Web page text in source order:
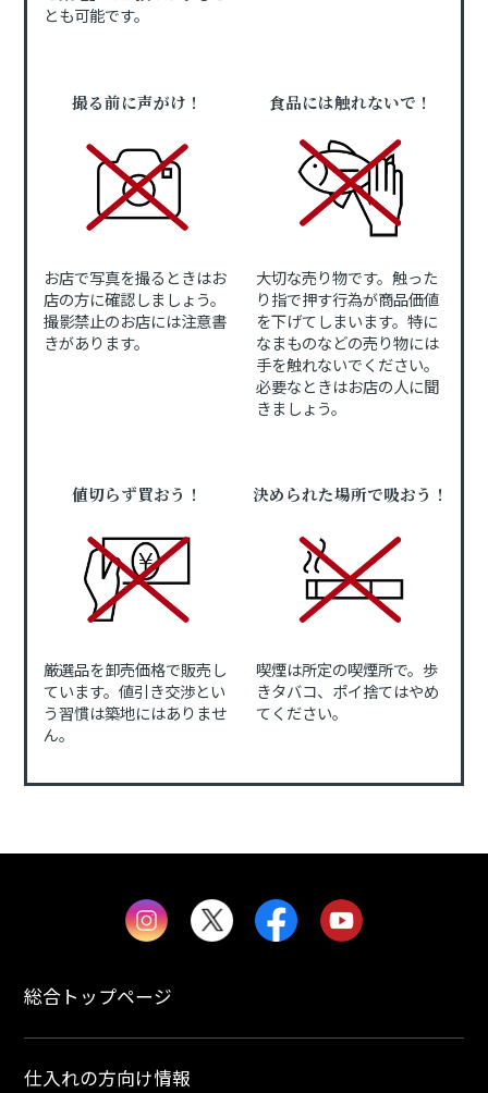
とも可能です。
撮る前に声がけ！
お店で写真を撮るときはお
店の方に確認しましょう。
撮影禁止のお店には注意書
きがあります。
食品には触れないで！
大切な売り物です。触った
り指で押す行為が商品価値
を下げてしまいます。特に
なまものなどの売り物には
手を触れないでください。
必要なときはお店の人に聞
きましょう。
値切らず買おう！
厳選品を卸売価格で販売し
ています。値引き交渉とい
う習慣は築地にはありませ
ん。
決められた場所で吸おう！
喫煙は所定の喫煙所で。歩
きタバコ、ポイ捨てはやめ
てください。
総合トップページ
仕入れの方向け情報